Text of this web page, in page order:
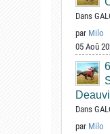
Dans
par Milo
05 Aoû
Dans
par Milo